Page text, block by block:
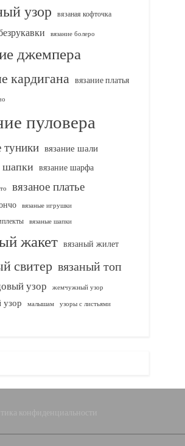
узор вязаная кофточка
вязание болеро
джемпера
кардигана вязание платья
пуловера
туники вязание шали
шапки вязание шарфа
вязаное платье
вязаные игрушки
вязаные шапки
жакет вязаный жилет
свитер вязаный топ
узор жемчужный узор
узор малышам узоры с листьями
конфиденциальности